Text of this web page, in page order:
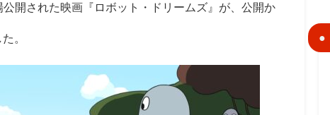
開された映画『ロボット・ドリームズ』が、公開か
。